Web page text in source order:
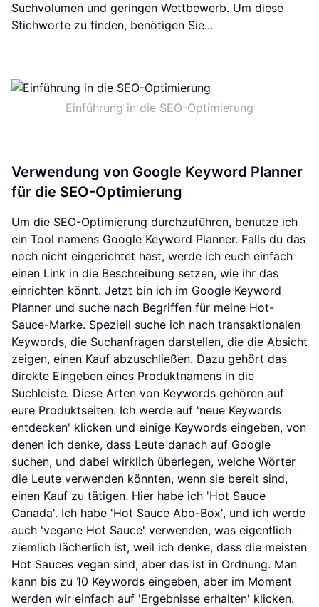
Suchvolumen und geringen Wettbewerb. Um diese
Stichworte zu finden, benötigen Sie...
Einführung in die SEO-Optimierung
Verwendung von Google Keyword Planner
für die SEO-Optimierung
Um die SEO-Optimierung durchzuführen, benutze ich
ein Tool namens Google Keyword Planner. Falls du das
noch nicht eingerichtet hast, werde ich euch einfach
einen Link in die Beschreibung setzen, wie ihr das
einrichten könnt. Jetzt bin ich im Google Keyword
Planner und suche nach Begriffen für meine Hot-
Sauce-Marke. Speziell suche ich nach transaktionalen
Keywords, die Suchanfragen darstellen, die die Absicht
zeigen, einen Kauf abzuschließen. Dazu gehört das
direkte Eingeben eines Produktnamens in die
Suchleiste. Diese Arten von Keywords gehören auf
eure Produktseiten. Ich werde auf 'neue Keywords
entdecken' klicken und einige Keywords eingeben, von
denen ich denke, dass Leute danach auf Google
suchen, und dabei wirklich überlegen, welche Wörter
die Leute verwenden könnten, wenn sie bereit sind,
einen Kauf zu tätigen. Hier habe ich 'Hot Sauce
Canada'. Ich habe 'Hot Sauce Abo-Box', und ich werde
auch 'vegane Hot Sauce' verwenden, was eigentlich
ziemlich lächerlich ist, weil ich denke, dass die meisten
Hot Sauces vegan sind, aber das ist in Ordnung. Man
kann bis zu 10 Keywords eingeben, aber im Moment
werden wir einfach auf 'Ergebnisse erhalten' klicken.